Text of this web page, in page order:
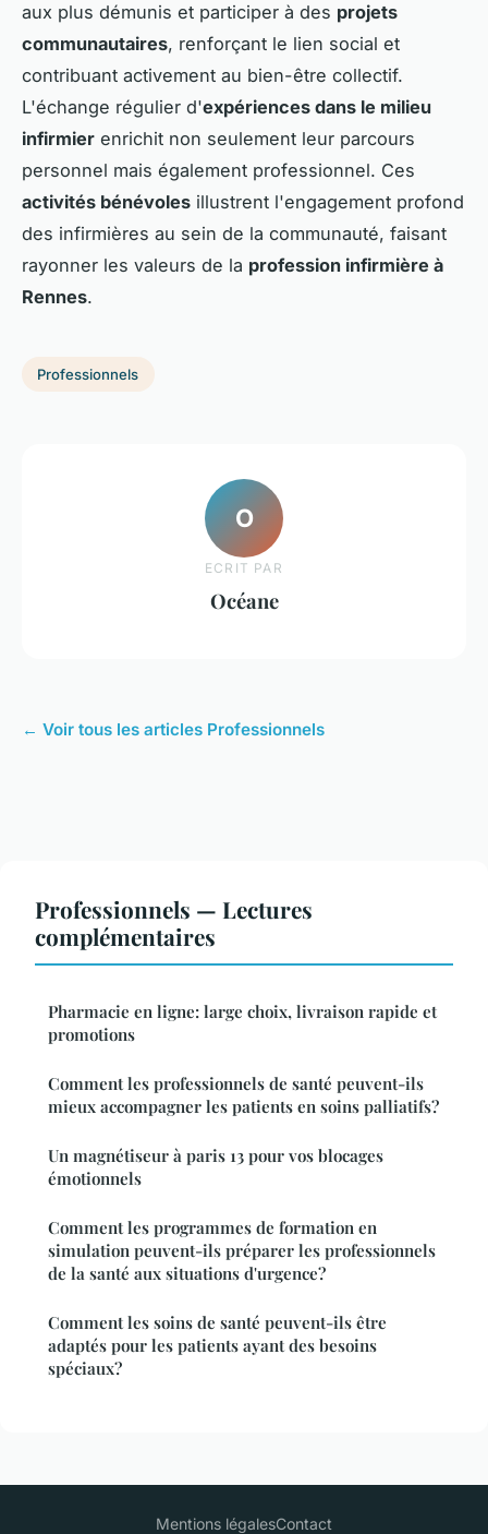
aux plus démunis et participer à des projets
communautaires, renforçant le lien social et
contribuant activement au bien-être collectif.
L'échange régulier d'expériences dans le milieu
infirmier enrichit non seulement leur parcours
personnel mais également professionnel. Ces
activités bénévoles illustrent l'engagement profond
des infirmières au sein de la communauté, faisant
rayonner les valeurs de la profession infirmière à
Rennes.
Professionnels
O
ECRIT PAR
Océane
← Voir tous les articles Professionnels
Professionnels — Lectures
complémentaires
Pharmacie en ligne: large choix, livraison rapide et
promotions
Comment les professionnels de santé peuvent-ils
mieux accompagner les patients en soins palliatifs?
Un magnétiseur à paris 13 pour vos blocages
émotionnels
Comment les programmes de formation en
simulation peuvent-ils préparer les professionnels
de la santé aux situations d'urgence?
Comment les soins de santé peuvent-ils être
adaptés pour les patients ayant des besoins
spéciaux?
Mentions légalesContact